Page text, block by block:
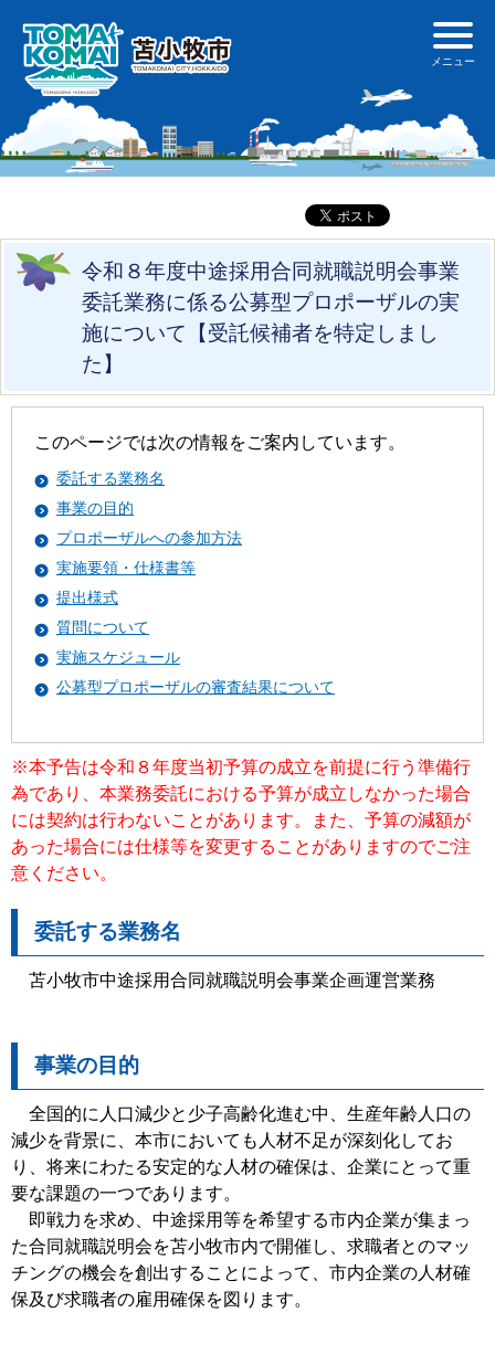
令和８年度中途採用合同就職説明会事業
委託業務に係る公募型プロポーザルの実
施について【受託候補者を特定しまし
た】
このページでは次の情報をご案内しています。
委託する業務名
事業の目的
プロポーザルへの参加方法
実施要領・仕様書等
提出様式
質問について
実施スケジュール
公募型プロポーザルの審査結果について
※本予告は令和８年度当初予算の成立を前提に行う準備行
為であり、本業務委託における予算が成立しなかった場合
には契約は行わないことがあります。また、予算の減額が
あった場合には仕様等を変更することがありますのでご注
意ください。
委託する業務名
苫小牧市中途採用合同就職説明会事業企画運営業務
事業の目的
全国的に人口減少と少子高齢化進む中、生産年齢人口の
減少を背景に、本市においても人材不足が深刻化してお
り、将来にわたる安定的な人材の確保は、企業にとって重
要な課題の一つであります。
即戦力を求め、中途採用等を希望する市内企業が集まっ
た合同就職説明会を苫小牧市内で開催し、求職者とのマッ
チングの機会を創出することによって、市内企業の人材確
保及び求職者の雇用確保を図ります。